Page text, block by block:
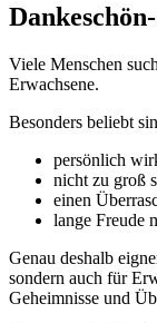
Viele Menschen
Erwachsene.
Besonders beliebt
persönlich
nicht zu groß
einen
lange Freude
Genau deshalb
sondern auch für
Geheimnisse und